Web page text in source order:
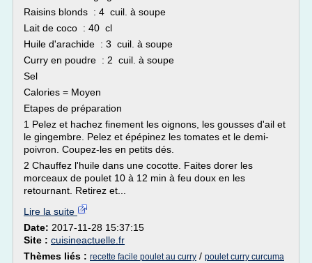
Raisins blonds : 4 cuil. à soupe
Lait de coco : 40 cl
Huile d'arachide : 3 cuil. à soupe
Curry en poudre : 2 cuil. à soupe
Sel
Calories = Moyen
Etapes de préparation
1 Pelez et hachez finement les oignons, les gousses d'ail et
le gingembre. Pelez et épépinez les tomates et le demi-
poivron. Coupez-les en petits dés.
2 Chauffez l'huile dans une cocotte. Faites dorer les
morceaux de poulet 10 à 12 min à feu doux en les
retournant. Retirez et...
Lire la suite
Date: 2017-11-28 15:37:15
Site : cuisineactuelle.fr
Thèmes liés : recette facile poulet au curry / poulet curry curcuma